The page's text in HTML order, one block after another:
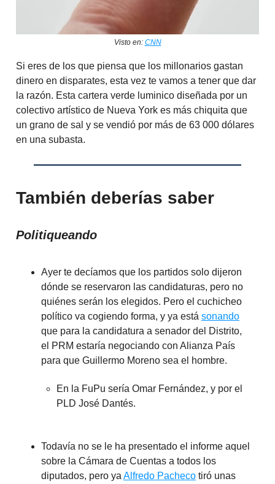
Visto en: CNN
Si eres de los que piensa que los millonarios gastan
dinero en disparates, esta vez te vamos a tener que dar
la razón. Esta cartera verde luminico diseñada por un
colectivo artístico de Nueva York es más chiquita que
un grano de sal y se vendió por más de 63 000 dólares
en una subasta.
También deberías saber
Politiqueando
Ayer te decíamos que los partidos solo dijeron
dónde se reservaron las candidaturas, pero no
quiénes serán los elegidos. Pero el cuchicheo
político va cogiendo forma, y ya está sonando
que para la candidatura a senador del Distrito,
el PRM estaría negociando con Alianza País
para que Guillermo Moreno sea el hombre.
En la FuPu sería Omar Fernández, y por el
PLD José Dantés.
Todavía no se le ha presentado el informe aquel
sobre la Cámara de Cuentas a todos los
diputados, pero ya Alfredo Pacheco tiró unas